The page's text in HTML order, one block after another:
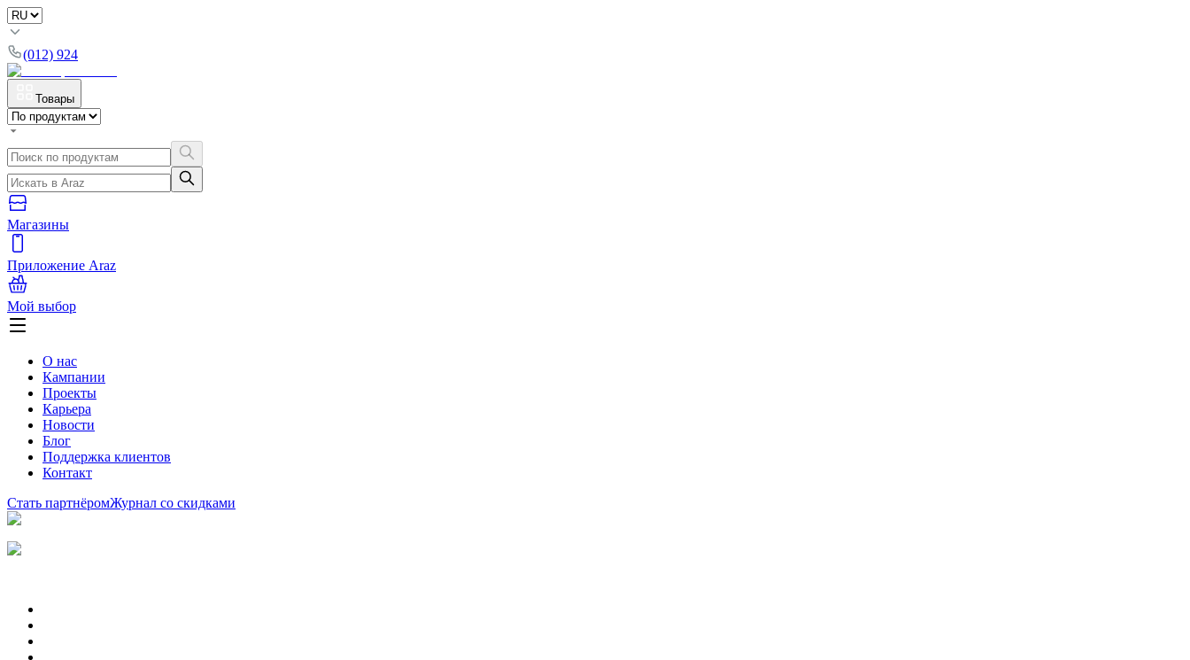
(012) 924
Товары
Магазины
Приложение Araz
Мой выбор
О нас
Кампании
Проекты
Карьера
Новости
Блог
Поддержка клиентов
Контакт
Стать партнёромЖурнал со скидками